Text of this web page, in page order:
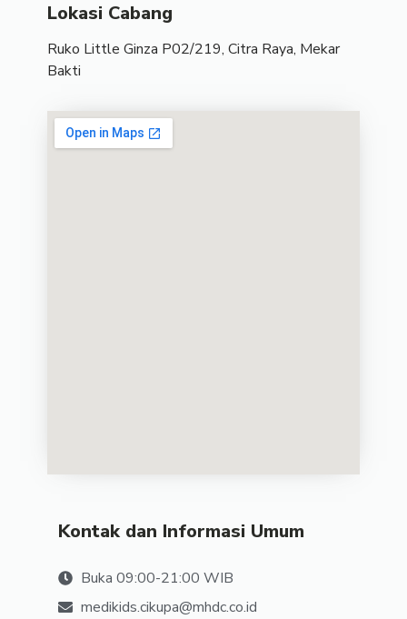
Lokasi Cabang
Ruko Little Ginza P02/219, Citra Raya, Mekar
Bakti
Kontak dan Informasi Umum
Buka 09:00-21:00 WIB
medikids.cikupa@mhdc.co.id